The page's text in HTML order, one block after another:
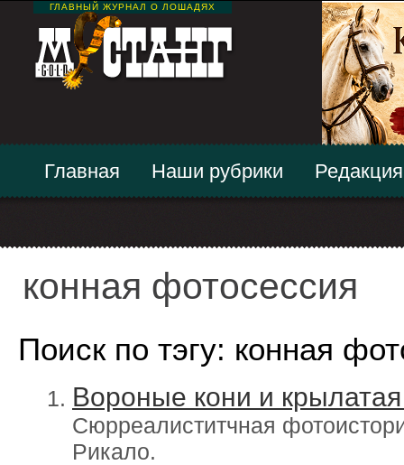
ГЛАВНЫЙ ЖУРНАЛ О ЛОШАДЯХ
Главная Наши рубрики Редакция
конная фотосессия
Поиск по тэгу: конная
Вороные кони и
Сюрреалиститчная
Рикало.